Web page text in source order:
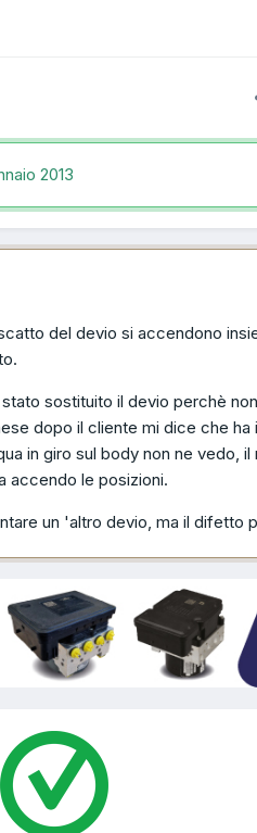
2013
del devio si accendono
sostituito il devio perchè
dopo il cliente mi dice che
in giro sul body non ne vedo,
accendo le posizioni.
un 'altro devio, ma il difetto